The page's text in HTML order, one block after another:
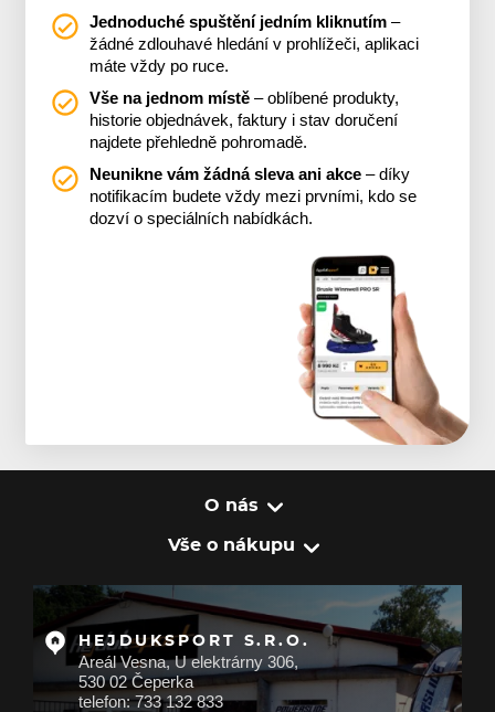
Jednoduché spuštění jedním kliknutím –
žádné zdlouhavé hledání v prohlížeči, aplikaci
máte vždy po ruce.
Vše na jednom místě – oblíbené produkty,
historie objednávek, faktury i stav doručení
najdete přehledně pohromadě.
Neunikne vám žádná sleva ani akce – díky
notifikacím budete vždy mezi prvními, kdo se
dozví o speciálních nabídkách.
O nás
Vše o nákupu
HEJDUKSPORT S.R.O.
Areál Vesna, U elektrárny 306,
530 02 Čeperka
telefon: 733 132 833